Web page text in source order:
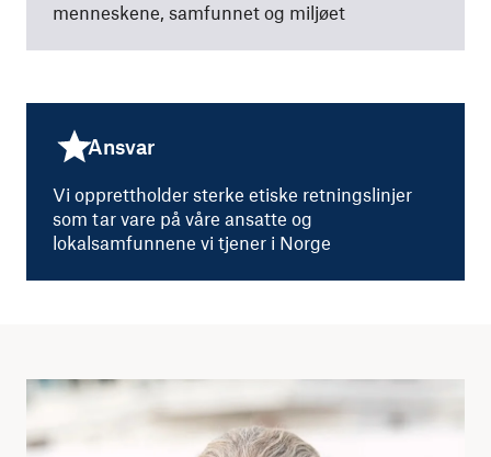
menneskene, samfunnet og miljøet
Ansvar
Vi opprettholder sterke etiske retningslinjer
som tar vare på våre ansatte og
lokalsamfunnene vi tjener i Norge